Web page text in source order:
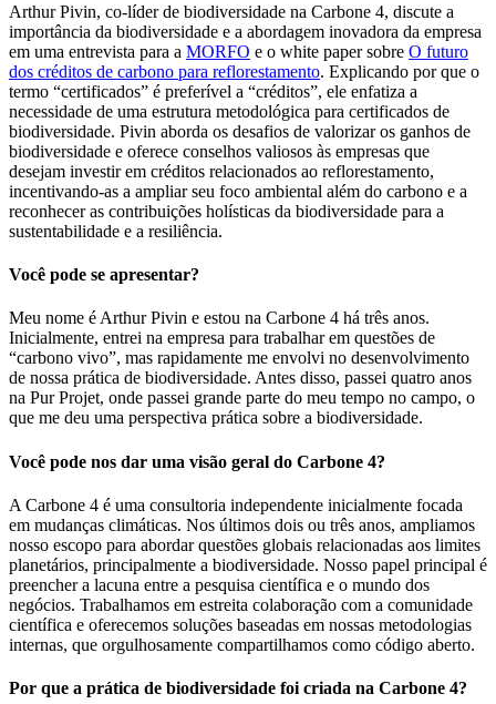
Arthur Pivin, co-líder de biodiversidade na Carbone 4, discute a
importância da biodiversidade e a abordagem inovadora da empresa
em uma entrevista para a MORFO e o white paper sobre O futuro
dos créditos de carbono para reflorestamento. Explicando por que o
termo “certificados” é preferível a “créditos”, ele enfatiza a
necessidade de uma estrutura metodológica para certificados de
biodiversidade. Pivin aborda os desafios de valorizar os ganhos de
biodiversidade e oferece conselhos valiosos às empresas que
desejam investir em créditos relacionados ao reflorestamento,
incentivando-as a ampliar seu foco ambiental além do carbono e a
reconhecer as contribuições holísticas da biodiversidade para a
sustentabilidade e a resiliência.
Você pode se apresentar?
Meu nome é Arthur Pivin e estou na Carbone 4 há três anos.
Inicialmente, entrei na empresa para trabalhar em questões de
“carbono vivo”, mas rapidamente me envolvi no desenvolvimento
de nossa prática de biodiversidade. Antes disso, passei quatro anos
na Pur Projet, onde passei grande parte do meu tempo no campo, o
que me deu uma perspectiva prática sobre a biodiversidade.
Você pode nos dar uma visão geral do Carbone 4?
A Carbone 4 é uma consultoria independente inicialmente focada
em mudanças climáticas. Nos últimos dois ou três anos, ampliamos
nosso escopo para abordar questões globais relacionadas aos limites
planetários, principalmente a biodiversidade. Nosso papel principal é
preencher a lacuna entre a pesquisa científica e o mundo dos
negócios. Trabalhamos em estreita colaboração com a comunidade
científica e oferecemos soluções baseadas em nossas metodologias
internas, que orgulhosamente compartilhamos como código aberto.
Por que a prática de biodiversidade foi criada na Carbone 4?